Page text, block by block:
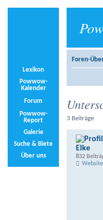
Lexikon
Powwow-
Kalender
Forum
Powwow-
Report
Galerie
Suche & Biete
Über uns
Foren-
3 Beiträge
Elke
832
Website